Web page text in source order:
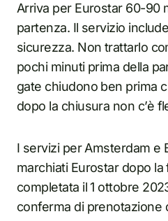
Arriva per Eurostar 60-90
partenza. Il servizio
sicurezza. Non trattarlo
pochi minuti prima della
gate chiudono ben prima
dopo la chiusura non c’è
I servizi per Amsterdam e
marchiati Eurostar dopo
completata il 1 ottobre
conferma di prenotazione